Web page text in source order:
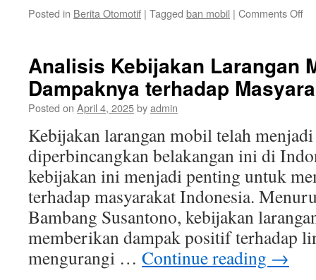
Posted in Berita Otomotif | Tagged ban mobil | Comments Offon
Analisis Kebijakan Larangan
Dampaknya terhadap
Posted on April 4, 2025byadmin
Kebijakan larangan mobil telah
diperbincangkan belakangan ini di
kebijakan ini menjadi penting untuk
terhadap masyarakat Indonesia.
Bambang Susantono, kebijakan
memberikan dampak positif terhadap
mengurangi … Continue reading →